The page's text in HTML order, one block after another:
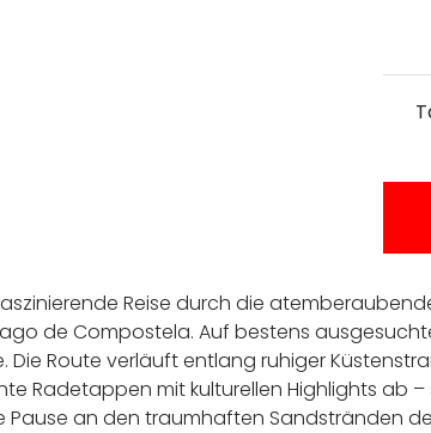
Reise durch die
de Compostela. Auf bestens
Route verläuft entlang ruhiger
Radetappen mit kulturellen Highlights ab
an den traumhaften Sandstränden